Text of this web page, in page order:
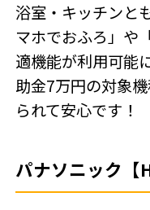
浴室・キッチンと
マホでおふろ」や
適機能が利用可能
助金7万円の対象
られて安心です！
パナソニック【